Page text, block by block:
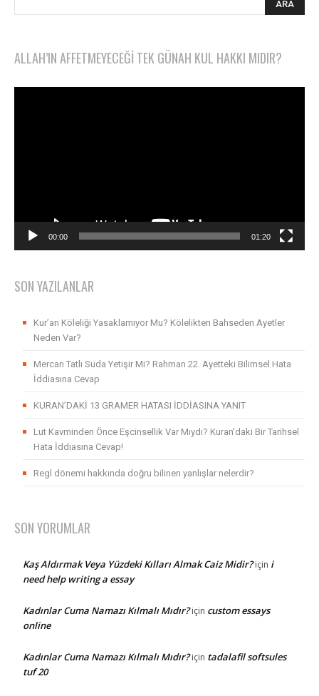
ALLAH’IN AFFETMEYECEĞI TEK GÜNAH KUL HAKKI MIDIR?
00:00 01:20
SON YAZILANLAR
Kur’an Köleliği Yasaklamıyor Mu? Kölelikten Bahseden Ayetler
Neden Var?
Mercan Tatlı Suda Yetişir Mi? Rahman 22. Ayetteki Bilimsel Hata
İddiasına Cevap
KURAN’DAKİ 13 GRAMER HATASI İDDİASINA YANIT
Lut Kavminden Önce Eşcinsellik Var Mıydı? Kuran’daki Bir Tarihsel
Hata İddiasına Cevap!
Regl dönemi hakkında doğru bilinen yanlışlar nelerdir?
SON YORUMLAR
Kaş Aldırmak Veya Yüzdeki Kılları Almak Caiz Midir?için i
need help writing a essay
Kadınlar Cuma Namazı Kılmalı Mıdır?için custom essays
online
Kadınlar Cuma Namazı Kılmalı Mıdır?için tadalafil softsules
tuf 20